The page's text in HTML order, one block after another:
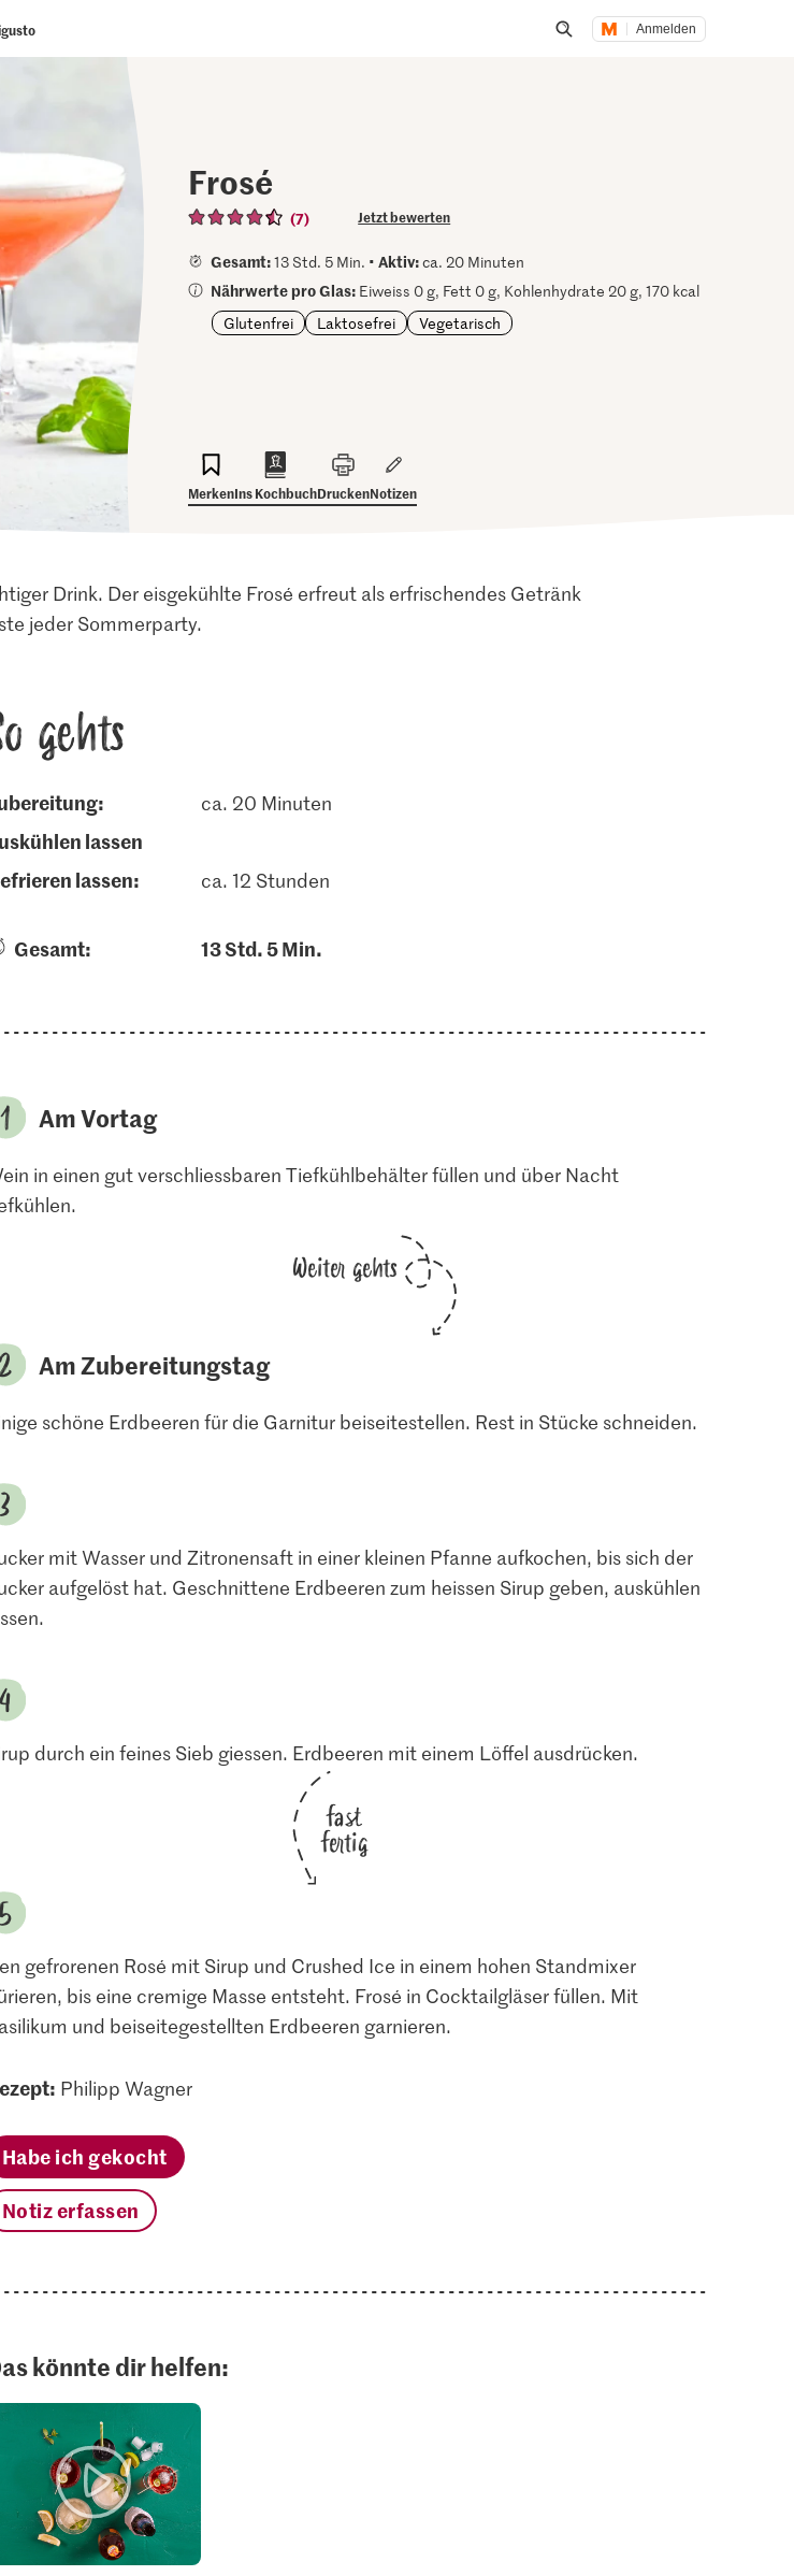
Anmelden
Frosé
(7) Jetzt bewerten
Gesamt:13 Std. 5 Min. •Aktiv:ca. 20 Minuten
Nährwerte pro Glas: Eiweiss 0 g, Fett 0 g, Kohlenhydrate 20 g, 170 kcal
Glutenfrei
Laktosefrei Vegetarisch
MerkenIns KochbuchDruckenNotizen
Drink. Der eisgekühlte Frosé erfreut als erfrischendes Getränk
jeder Sommerparty.
gehts
ca. 20 Minuten
lassen
gefrieren lassen:
ca. 12 Stunden
Gesamt: 13 Std. 5 Min.
Am Vortag
in einen gut verschliessbaren Tiefkühlbehälter füllen und über Nacht
Weiter gehts
Am Zubereitungstag
schöne Erdbeeren für die Garnitur beiseitestellen. Rest in Stücke schneiden.
mit Wasser und Zitronensaft in einer kleinen Pfanne aufkochen, bis sich der
aufgelöst hat. Geschnittene Erdbeeren zum heissen Sirup geben, auskühlen
durch ein feines Sieb giessen. Erdbeeren mit einem Löffel ausdrücken.
fast
fertig
gefrorenen Rosé mit Sirup und Crushed Ice in einem hohen Standmixer
bis eine cremige Masse entsteht. Frosé in Cocktailgläser füllen. Mit
und beiseitegestellten Erdbeeren garnieren.
Philipp Wagner
Habe ich gekocht
Notiz erfassen
könnte dir helfen: